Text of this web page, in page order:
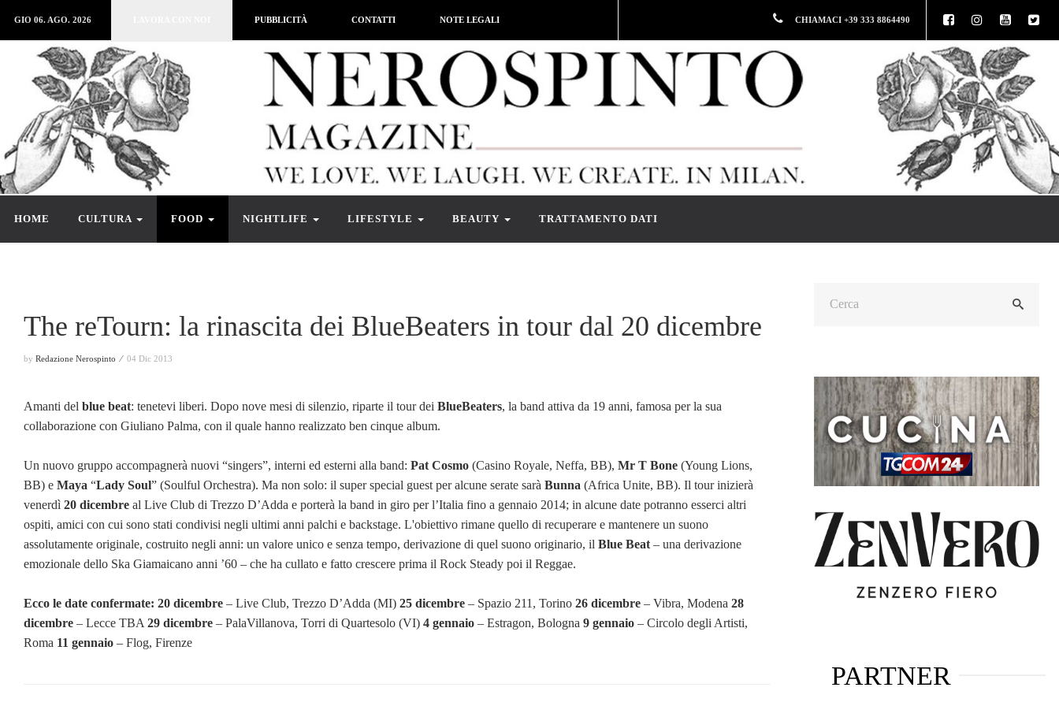
GIO 06. AGO. 2026 PUBBLICITÀ CONTATTI NOTE LEGALI CHIAMACI +39 333 8864490
HOME CULTURA FOOD NIGHTLIFE LIFESTYLE BEAUTY TRATTAMENTO DATI
The reTourn: la rinascita dei BlueBeaters in tour dal 20 dicembre
by Redazione Nerospinto ⁄ 04 Dic 2013
Amanti del blue beat: tenetevi liberi. Dopo nove mesi di silenzio, riparte il tour dei BlueBeaters, la band attiva da 19 anni, famosa per la sua
collaborazione con Giuliano Palma, con il quale hanno realizzato ben cinque album.
Un nuovo gruppo accompagnerà nuovi “singers”, interni ed esterni alla band: Pat Cosmo (Casino Royale, Neffa, BB), Mr T Bone (Young Lions,
BB) e Maya “Lady Soul” (Soulful Orchestra). Ma non solo: il super special guest per alcune serate sarà Bunna (Africa Unite, BB). Il tour inizierà
venerdì 20 dicembre al Live Club di Trezzo D’Adda e porterà la band in giro per l’Italia fino a gennaio 2014; in alcune date potranno esserci altri
ospiti, amici con cui sono stati condivisi negli ultimi anni palchi e backstage. L'obiettivo rimane quello di recuperare e mantenere un suono
assolutamente originale, costruito negli anni: un valore unico e senza tempo, derivazione di quel suono originario, il Blue Beat – una derivazione
emozionale dello Ska Giamaicano anni ’60 – che ha cullato e fatto crescere prima il Rock Steady poi il Reggae.
Ecco le date confermate: 20 dicembre – Live Club, Trezzo D’Adda (MI) 25 dicembre – Spazio 211, Torino 26 dicembre – Vibra, Modena 28
dicembre – Lecce TBA 29 dicembre – PalaVillanova, Torri di Quartesolo (VI) 4 gennaio – Estragon, Bologna 9 gennaio – Circolo degli Artisti,
Roma 11 gennaio – Flog, Firenze
PARTNER